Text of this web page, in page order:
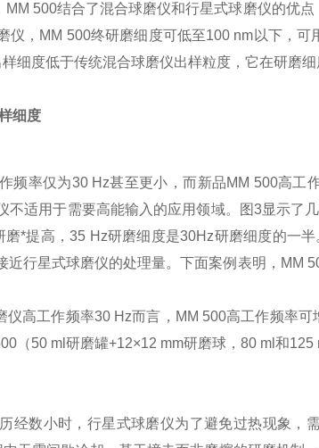
500结合了混合球磨仪和行星式球磨仪的优点
仪，MM 500终研磨细度可低至100 nm以下，
细度低于传统混合球磨仪出样粒度，它在研磨
细度
频率仅为30 Hz甚至更小，而新品MM 500高工
不适用于需要高能输入的应用领域。图3显示了
磨*提高，35 Hz研磨细度是30Hz研磨细度的一
近行星式球磨仪的处理量。下面案例表明，MM
仪高工作频率30 Hz而言，MM 500高工作频率
（50 ml研磨罐+12×12 mm研磨球，80 ml和
经数小时，行星式球磨仪为了避免过热现象，